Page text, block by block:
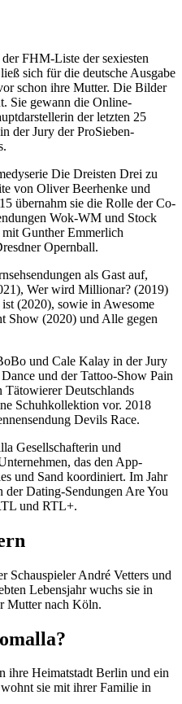
FHM-Liste der sexiesten
sich für die deutsche Ausgabe
schon ihre Mutter. Die Bilder
Sie gewann die Online-
der letzten 25
der Jury der ProSieben-
Die Dreisten Drei zu
von Oliver Beerhenke und
übernahm sie die Rolle der Co-
Wok-WM und Stock
Gunther Emmerlich
Opernball.
als Gast auf,
Wer wird Millionar? (2019)
(2020), sowie in Awesome
Show (2020) und Alle gegen
und Cale Kalay in der Jury
und der Tattoo-Show Pain
Tätowierer Deutschlands
Schuhkollektion vor. 2018
Devils Race.
Gesellschafterin und
das den App-
und Sand koordiniert. Im Jahr
der Dating-Sendungen Are You
und RTL+.
Schauspieler André Vetters und
Lebensjahr wuchs sie in
Mutter nach Köln.
ihre Heimatstadt Berlin und ein
sie mit ihrer Familie in